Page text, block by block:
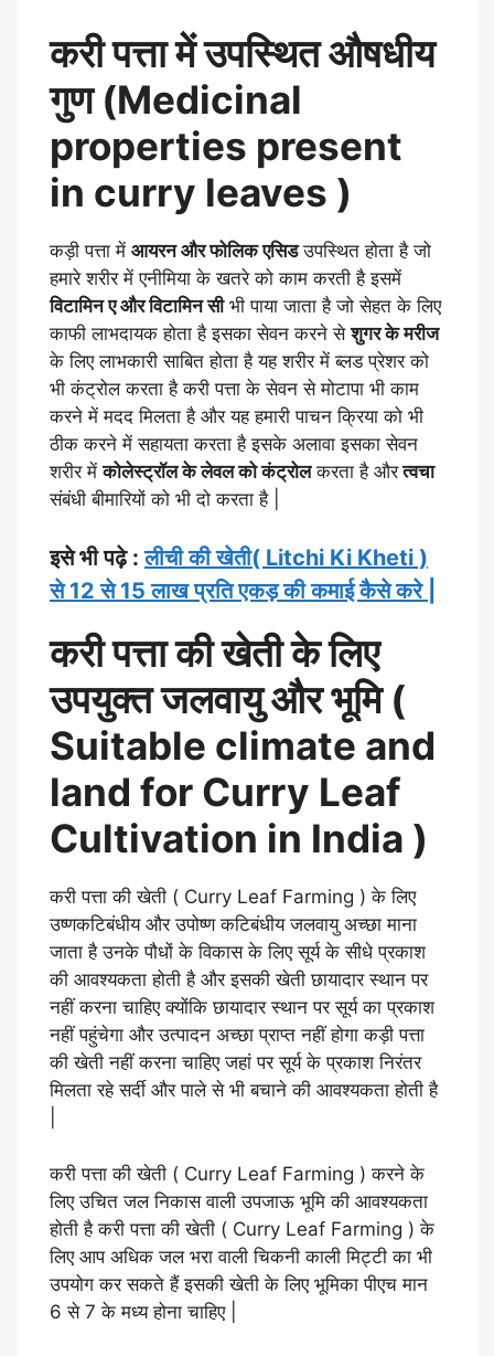
करी पत्ता में उपस्थित औषधीय
गुण (Medicinal
properties present
in curry leaves )
कड़ी पत्ता में आयरन और फोलिक एसिडउपस्थित होता है जो
हमारे शरीर में एनीमिया के खतरे को काम करती है इसमें
विटामिन ए और विटामिन सीभी पाया जाता है जो सेहत के लिए
काफी लाभदायक होता है इसका सेवन करने सेशुगर के मरीज
के लिए लाभकारी साबित होता है यह शरीर में ब्लड प्रेशर को
भी कंट्रोल करता है करी पत्ता के सेवन से मोटापा भी काम
करने में मदद मिलता है और यह हमारी पाचन क्रिया को भी
ठीक करने में सहायता करता है इसके अलावा इसका सेवन
शरीर मेंकोलेस्ट्रॉल के लेवल को कंट्रोलकरता है औरत्वचा
संबंधी बीमारियों को भी दो करता है |
इसे भी पढ़े :लीची की खेती( Litchi Ki Kheti )
से 12 से 15 लाख प्रति एकड़ की कमाई कैसे करे |
करी पत्ता की खेती के लिए
उपयुक्त जलवायु और भूमि (
Suitable climate and
land for Curry Leaf
Cultivation in India )
करी पत्ता की खेती ( Curry Leaf Farming ) के लिए
उष्णकटिबंधीय और उपोष्ण कटिबंधीय जलवायु अच्छा माना
जाता है उनके पौधों के विकास के लिए सूर्य के सीधे प्रकाश
की आवश्यकता होती है और इसकी खेती छायादार स्थान पर
नहीं करना चाहिए क्योंकि छायादार स्थान पर सूर्य का प्रकाश
नहीं पहुंचेगा और उत्पादन अच्छा प्राप्त नहीं होगा कड़ी पत्ता
की खेती नहीं करना चाहिए जहां पर सूर्य के प्रकाश निरंतर
मिलता रहे सर्दी और पाले से भी बचाने की आवश्यकता होती है
करी पत्ता की खेती ( Curry Leaf Farming ) करने के
लिए उचित जल निकास वाली उपजाऊ भूमि की आवश्यकता
होती है करी पत्ता की खेती ( Curry Leaf Farming ) के
लिए आप अधिक जल भरा वाली चिकनी काली मिट्टी का भी
उपयोग कर सकते हैं इसकी खेती के लिए भूमिका पीएच मान
6 से 7 के मध्य होना चाहिए |